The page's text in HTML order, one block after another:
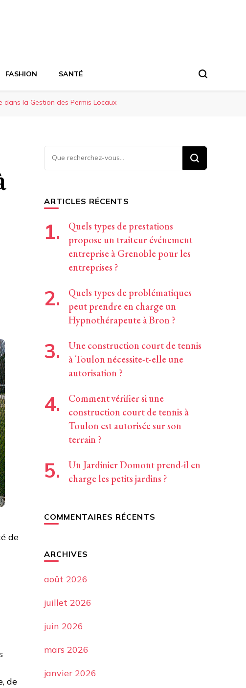
FASHION SANTÉ
dans la Gestion des Permis Locaux
de
de
Vous
recherchiez
ARTICLES RÉCENTS
Quels types de prestations
propose un traiteur événement
entreprise à Grenoble pour les
entreprises ?
Quels types de problématiques
peut prendre en charge un
Hypnothérapeute à Bron ?
Une construction court de tennis
à Toulon nécessite-t-elle une
autorisation ?
Comment vérifier si une
construction court de tennis à
Toulon est autorisée sur son
terrain ?
Un Jardinier Domont prend-il en
charge les petits jardins ?
COMMENTAIRES RÉCENTS
ARCHIVES
août 2026
juillet 2026
juin 2026
mars 2026
janvier 2026